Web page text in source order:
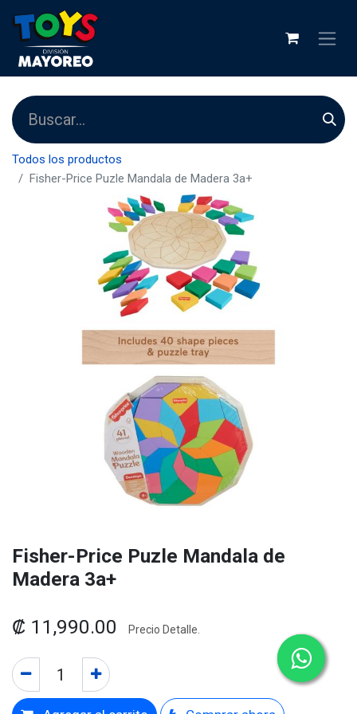
Todos los productos
Fisher-Price Puzle Mandala de Madera 3a+
Fisher-Price Puzle Mandala de
Madera 3a+
₡ 11,990.00 Precio Detalle.